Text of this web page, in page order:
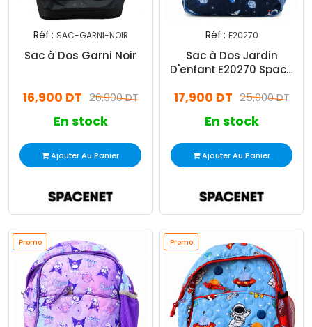
Réf : SAC-GARNI-NOIR
Sac à Dos Garni Noir
26,900 DT
16,900 DT
En stock
Ajouter Au Panier
Réf : E20270
Sac à Dos Jardin
D'enfant E20270 Space
25,000 DT
17,900 DT
En stock
Ajouter Au Panier
Promo Promo